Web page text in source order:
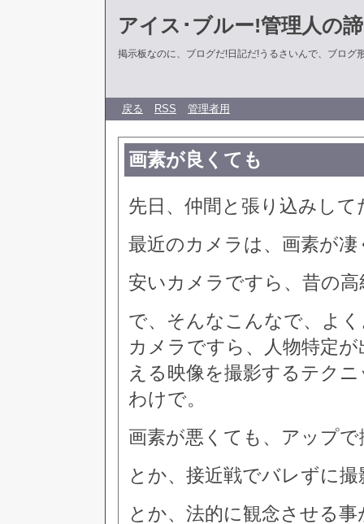
アイス･ブルー!管理人の
掲示板なのに、ブログだ!日記だ!うるさいんで、ブログ
戻る RSS 管理者用
画素が良くても
先日、仲間と張り込みし
最近のカメラは、画素が
安いカメラですら、昔の
で、そんなこんなで、よ
カメラですら、人物特定
える映像を撮影するテク
わけで。
画素が悪くても、アップ
とか、接近戦でバレずに
とか、法的に観念させる